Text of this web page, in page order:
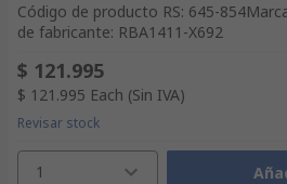
Código de producto RS: 645-854
de fabricante: RBA1411-X692
$ 121.995
$ 121.995 Each (Sin IVA)
Revisar stock
1